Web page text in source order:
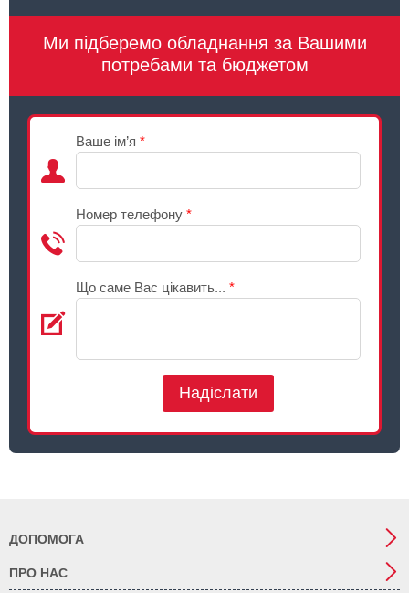
Ми підберемо обладнання за Вашими
потребами та бюджетом
Ваше ім’я *
Номер телефону *
Що саме Вас цікавить... *
Надіслати
ДОПОМОГА
ПРО НАС